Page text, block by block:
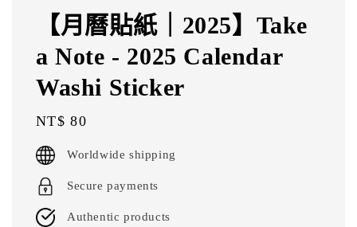
【月曆貼紙｜2025】Take
a Note - 2025 Calendar
Washi Sticker
Regular
price
NT$ 80
Worldwide shipping
Secure payments
Authentic products